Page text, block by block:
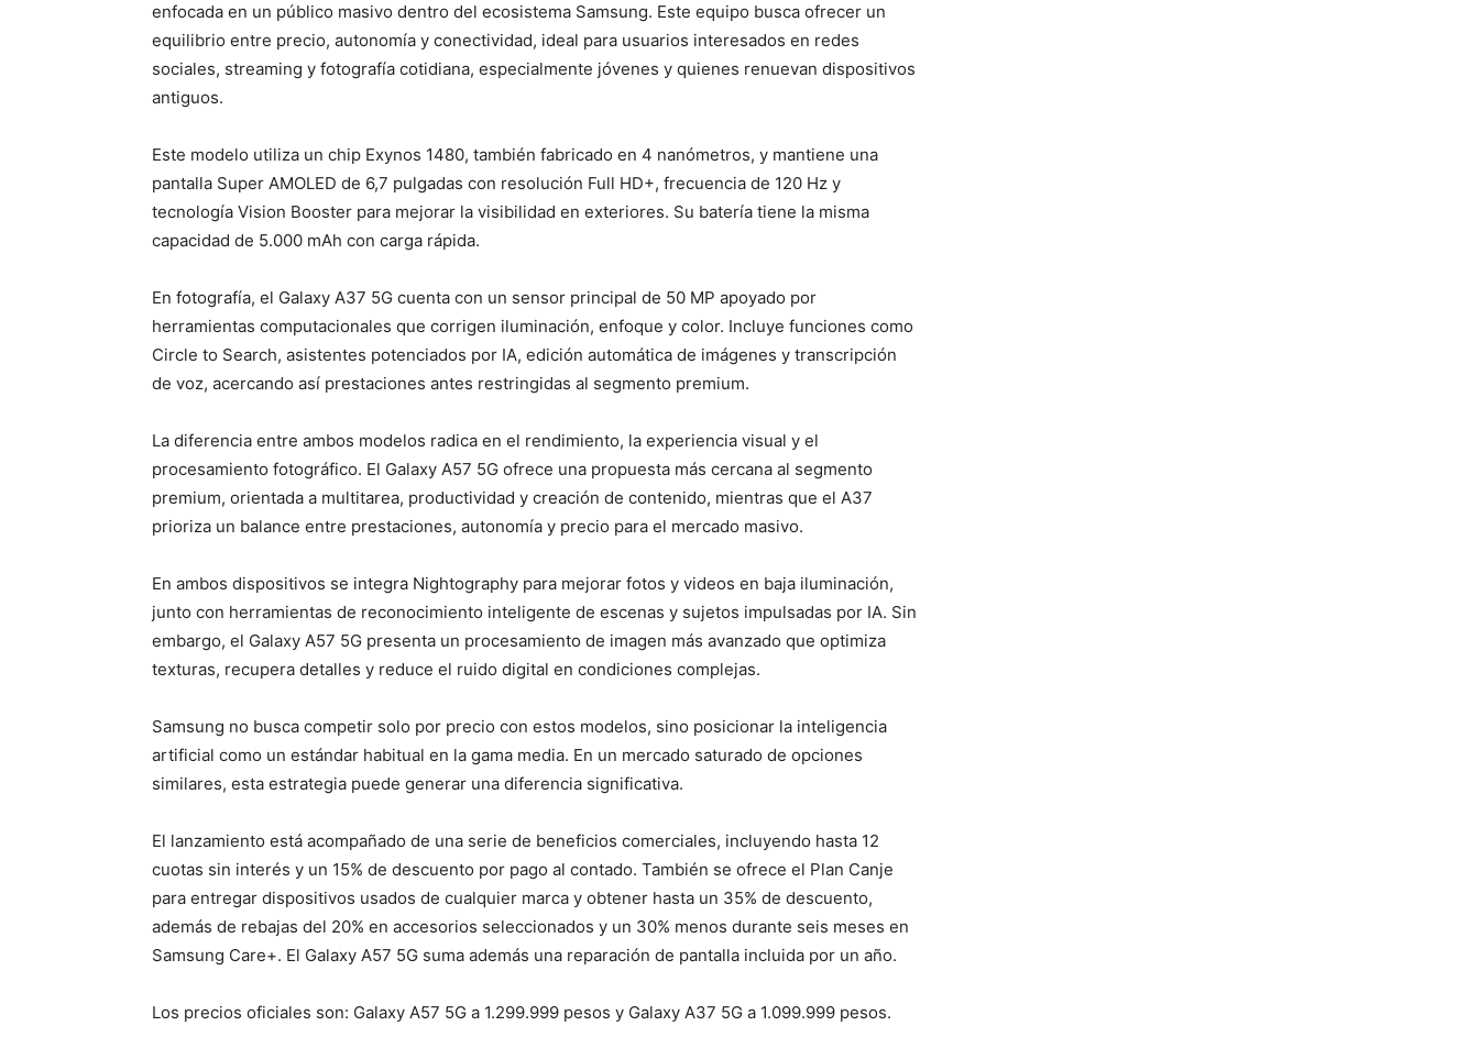
enfocada en un público masivo dentro del ecosistema Samsung. Este equipo busca ofrecer un
equilibrio entre precio, autonomía y conectividad, ideal para usuarios interesados en redes
sociales, streaming y fotografía cotidiana, especialmente jóvenes y quienes renuevan dispositivos
antiguos.
Este modelo utiliza un chip Exynos 1480, también fabricado en 4 nanómetros, y mantiene una
pantalla Super AMOLED de 6,7 pulgadas con resolución Full HD+, frecuencia de 120 Hz y
tecnología Vision Booster para mejorar la visibilidad en exteriores. Su batería tiene la misma
capacidad de 5.000 mAh con carga rápida.
En fotografía, el Galaxy A37 5G cuenta con un sensor principal de 50 MP apoyado por
herramientas computacionales que corrigen iluminación, enfoque y color. Incluye funciones como
Circle to Search, asistentes potenciados por IA, edición automática de imágenes y transcripción
de voz, acercando así prestaciones antes restringidas al segmento premium.
La diferencia entre ambos modelos radica en el rendimiento, la experiencia visual y el
procesamiento fotográfico. El Galaxy A57 5G ofrece una propuesta más cercana al segmento
premium, orientada a multitarea, productividad y creación de contenido, mientras que el A37
prioriza un balance entre prestaciones, autonomía y precio para el mercado masivo.
En ambos dispositivos se integra Nightography para mejorar fotos y videos en baja iluminación,
junto con herramientas de reconocimiento inteligente de escenas y sujetos impulsadas por IA. Sin
embargo, el Galaxy A57 5G presenta un procesamiento de imagen más avanzado que optimiza
texturas, recupera detalles y reduce el ruido digital en condiciones complejas.
Samsung no busca competir solo por precio con estos modelos, sino posicionar la inteligencia
artificial como un estándar habitual en la gama media. En un mercado saturado de opciones
similares, esta estrategia puede generar una diferencia significativa.
El lanzamiento está acompañado de una serie de beneficios comerciales, incluyendo hasta 12
cuotas sin interés y un 15% de descuento por pago al contado. También se ofrece el Plan Canje
para entregar dispositivos usados de cualquier marca y obtener hasta un 35% de descuento,
además de rebajas del 20% en accesorios seleccionados y un 30% menos durante seis meses en
Samsung Care+. El Galaxy A57 5G suma además una reparación de pantalla incluida por un año.
Los precios oficiales son: Galaxy A57 5G a 1.299.999 pesos y Galaxy A37 5G a 1.099.999 pesos.